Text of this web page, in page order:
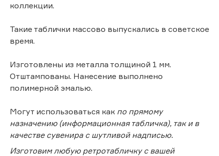
коллекции.
Такие таблички массово выпускались в советское
время.
Изготовлены из металла толщиной 1 мм.
Отштампованы. Нанесение выполнено
полимерной эмалью.
Могут использоваться как по прямому
назначению (информационная табличка), так и в
качестве сувенира с шутливой надписью.
Изготовим любую ретротабличку с вашей